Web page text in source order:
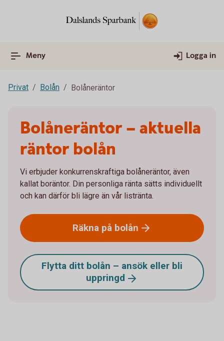
Meny Logga in
Privat Bolån Bolåneräntor
Bolåneräntor – aktuella
räntor bolån
Vi erbjuder konkurrenskraftiga bolåneräntor, även
kallat boräntor. Din personliga ränta sätts individuellt
och kan därför bli lägre än vår listränta.
Räkna på bolån
Flytta ditt bolån – ansök eller bli
uppringd